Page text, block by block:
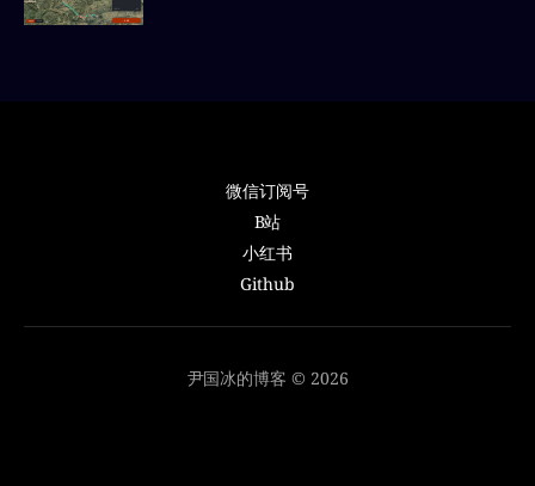
微信订阅号
B站
小红书
Github
尹国冰的博客 © 2026